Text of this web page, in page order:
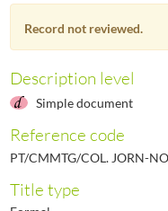
000022Notícias de
000023 Notícias de
000024Notícias de
000025
Notícias de
000461Notícias de
Record not reviewed.
Description level
Simple document
Reference code
PT/CMMTG/COL. JORN-
Title type